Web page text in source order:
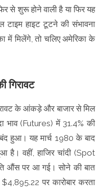
से शुरू होने वाली है या फिर यह
हाइट टूटने की संभावना
में मिलेंगे, तो चलिए अमेरिका के
गिरावट
के आंकड़े और बाजार से मिल
भाव (Futures) में 31.4% की
हुआ। यह मार्च 1980 के बाद
है। वहीं, हाजिर चांदी (Spot
औंस पर आ गई। सोने की बात
पर कारोबार करता